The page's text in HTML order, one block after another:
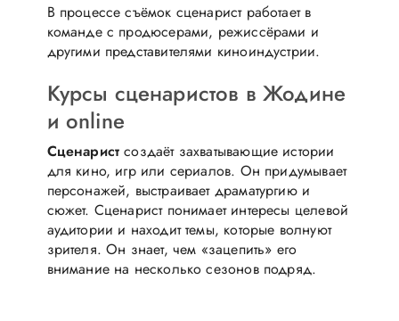
В процессе съёмок сценарист работает в
команде с продюсерами, режиссёрами и
другими представителями киноиндустрии.
Курсы сценаристов в Жодине
и online
Сценарист создаёт захватывающие истории
для кино, игр или сериалов. Он придумывает
персонажей, выстраивает драматургию и
сюжет. Сценарист понимает интересы целевой
аудитории и находит темы, которые волнуют
зрителя. Он знает, чем «зацепить» его
внимание на несколько сезонов подряд.